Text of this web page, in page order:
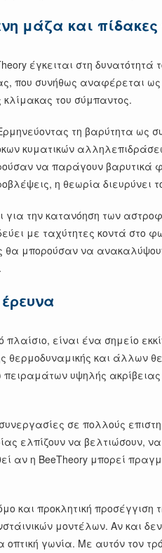
μάζα και
έγκειται στη
που συνήθως αναφέρεται
του σύμπαντος.
τη βαρύτητα ως
κυματικών
να παράγουν
η θεωρία διευρύνει
την κατανόηση των
με ταχύτητες κοντά στο
μπορούσαν να
πλαίσιο, είναι ένα σημείο
θερμοδυναμικής και άλλων
υψηλής
σε πολλούς
ελπίζουν να
αν η BeeTheory μπορεί
και προκλητική
μοντέλων. Αν και
γωνία. Με αυτόν τον